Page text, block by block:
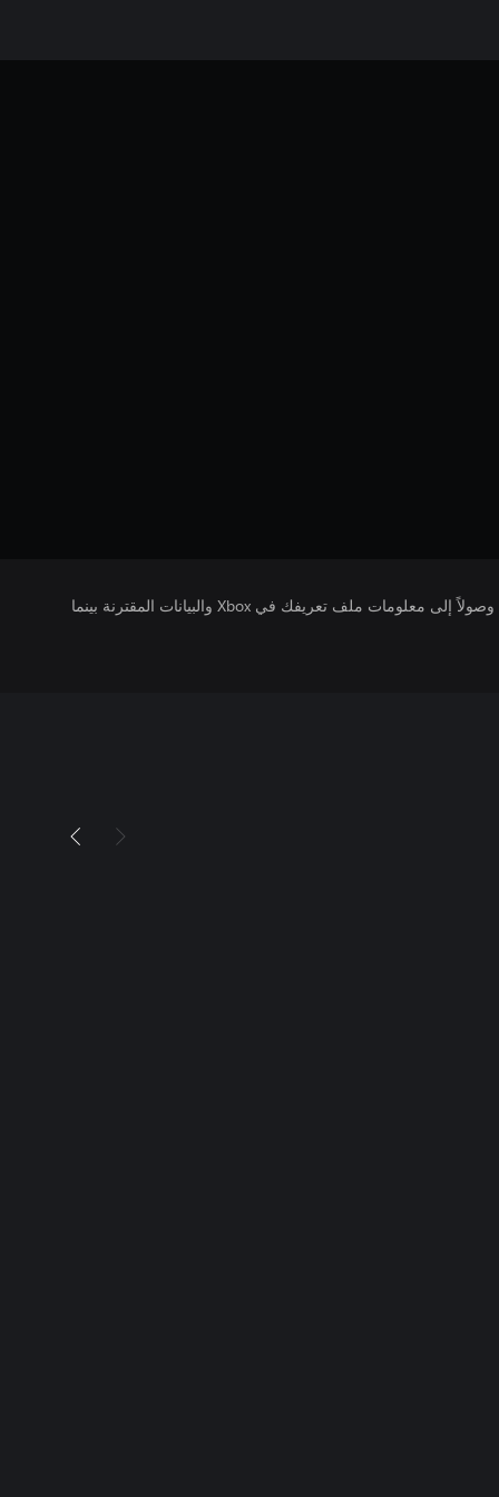
يتلقى ناشرو الألعاب التي تقوم بتشغيلها وصولاً إلى معلومات ملف تعريفك في Xbox والبيانات المقترنة بينما